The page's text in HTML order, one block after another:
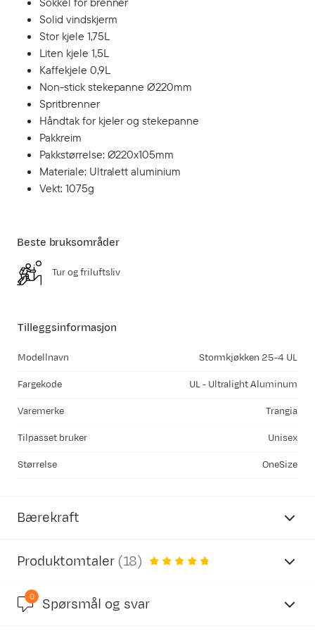
Solid vindskjerm
Stor kjele 1,75L
Liten kjele 1,5L
Kaffekjele 0,9L
Non-stick stekepanne Ø220mm
Spritbrenner
Håndtak for kjeler og stekepanne
Pakkreim
Pakkstørrelse: Ø220x105mm
Materiale: Ultralett aluminium
Vekt: 1075g
Tilleggsinformasjon
Modellnavn Stormkjøkken 25-4 UL
Fargekode UL - Ultralight Aluminum
Varemerke Trangia
Tilpasset bruker Unisex
Størrelse OneSize
Beste bruksområder
Tur og friluftsliv
Bærekraft
Produktomtaler (18)
4.7
0 Spørsmål og svar